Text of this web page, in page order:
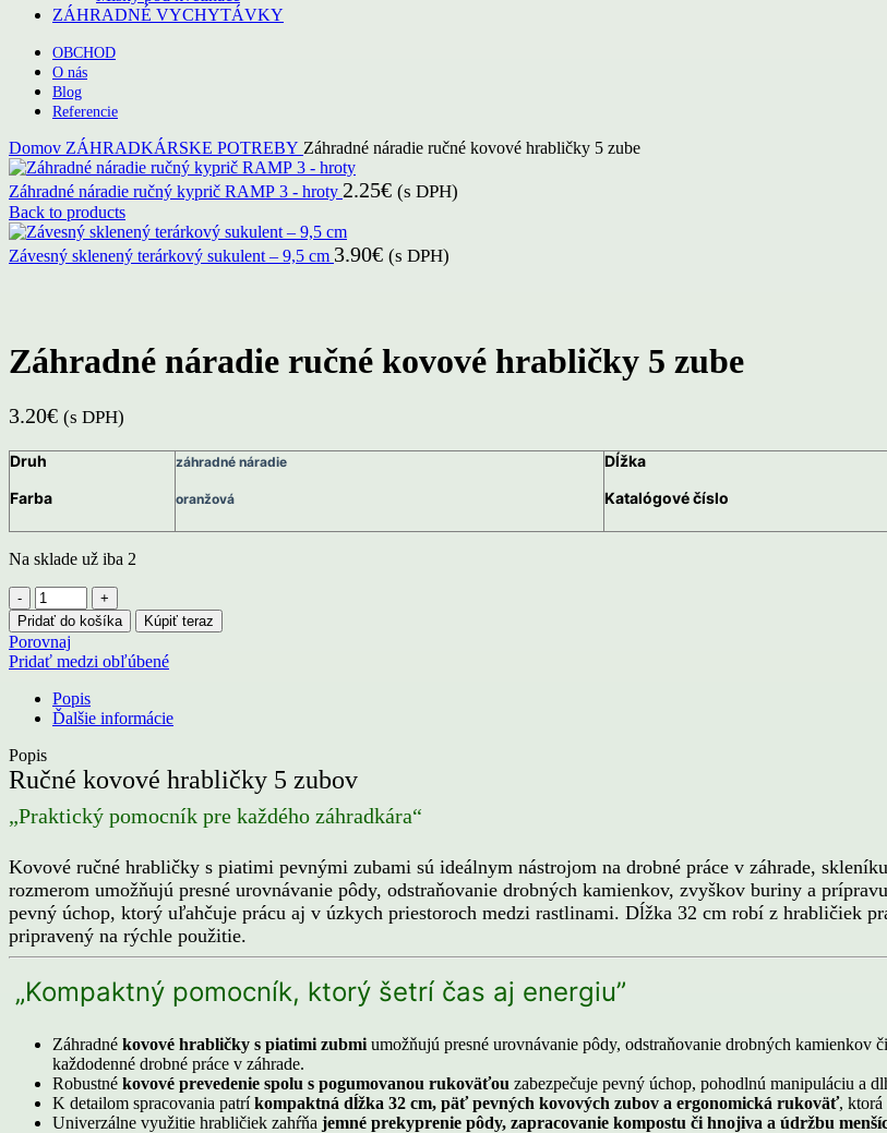
ZÁHRADNÉ VYCHYTÁVKY
OBCHOD
O nás
Blog
Referencie
Domov ZÁHRADKÁRSKE POTREBY Záhradné náradie ručné kovové hrabličky 5 zube
Záhradné náradie ručný kyprič RAMP 3 - hroty 2.25€ (s DPH)
Back to products
Závesný sklenený terárkový sukulent – 9,5 cm 3.90€ (s DPH)
Záhradné náradie ručné kovové hrabličky 5 zube
3.20€ (s DPH)
Druh
Farba
záhradné náradie
oranžová
Dĺžka
Katalógové číslo
Na sklade už iba 2
množstvo
Záhradné
náradie
ručné
kovové
hrabličky
5
zube
Pridať do košíka Kúpiť teraz
Porovnaj
Pridať medzi obľúbené
Popis
Ďalšie informácie
Popis
Ručné kovové hrabličky 5 zubov
„Praktický pomocník pre každého záhradkára“
Kovové ručné hrabličky s piatimi pevnými zubami sú ideálnym nástrojom na drobné práce v záhrade,
rozmerom umožňujú presné urovnávanie pôdy, odstraňovanie drobných kamienkov, zvyškov buriny a
pevný úchop, ktorý uľahčuje prácu aj v úzkych priestoroch medzi rastlinami. Dĺžka 32 cm robí z hrabličiek
pripravený na rýchle použitie.
„Kompaktný pomocník, ktorý šetrí čas aj energiu”
Záhradné kovové hrabličky s piatimi zubmi umožňujú presné urovnávanie pôdy, odstraňovanie drobných
každodenné drobné práce v záhrade.
Robustné kovové prevedenie spolu s pogumovanou rukoväťou zabezpečuje pevný úchop, pohodlnú manipuláciu a
K detailom spracovania patríkompaktná dĺžka 32 cm, päť pevných kovových zubov a ergonomická rukoväť, ktorá
Univerzálne využitie hrabličiek zahŕňa jemné prekyprenie pôdy, zapracovanie kompostu či hnojiva a údržbu